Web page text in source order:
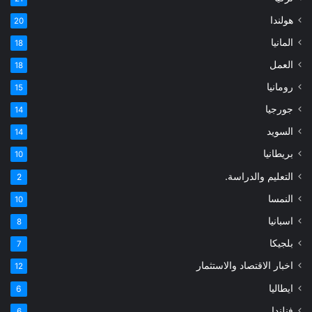
هولندا 20
المانيا 18
العمل 18
رومانيا 15
جورجيا 14
السويد 14
بريطانيا 10
التعليم والدراسة. 2
النمسا 10
اسبانيا 8
بلجيكا 7
اخبار الاقتصاد والاستثمار 12
ايطاليا 6